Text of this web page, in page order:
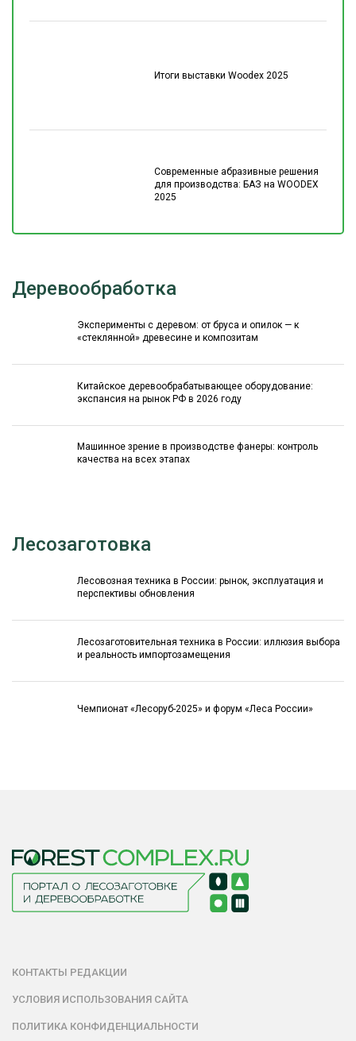
Итоги выставки Woodex 2025
Современные абразивные решения
для производства: БАЗ на WOODEX
2025
Деревообработка
Эксперименты с деревом: от бруса и опилок — к
«стеклянной» древесине и композитам
Китайское деревообрабатывающее оборудование:
экспансия на рынок РФ в 2026 году
Машинное зрение в производстве фанеры: контроль
качества на всех этапах
Лесозаготовка
Лесовозная техника в России: рынок, эксплуатация и
перспективы обновления
Лесозаготовительная техника в России: иллюзия выбора
и реальность импортозамещения
Чемпионат «Лесоруб-2025» и форум «Леса России»
КОНТАКТЫ РЕДАКЦИИ
УСЛОВИЯ ИСПОЛЬЗОВАНИЯ САЙТА
ПОЛИТИКА КОНФИДЕНЦИАЛЬНОСТИ